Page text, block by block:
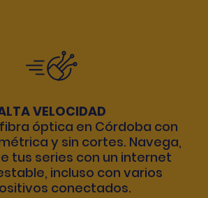
VELOCIDAD
óptica en Córdoba con
y sin cortes. Navega,
tus series con un internet
incluso con varios
conectados.